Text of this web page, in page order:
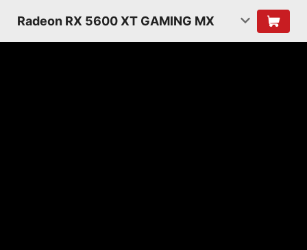
Radeon RX 5600 XT GAMING MX